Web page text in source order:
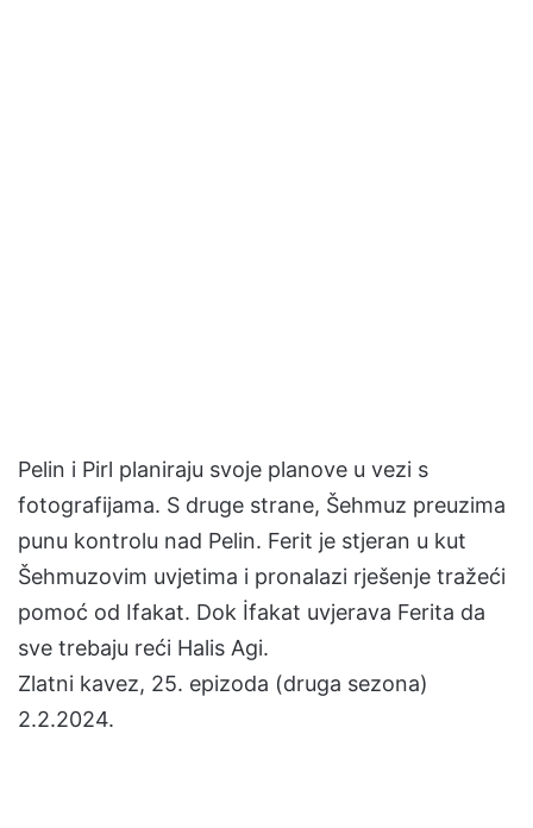
Pelin i Pirl planiraju svoje planove u vezi s
fotografijama. S druge strane, Šehmuz preuzima
punu kontrolu nad Pelin. Ferit je stjeran u kut
Šehmuzovim uvjetima i pronalazi rješenje tražeći
pomoć od Ifakat. Dok İfakat uvjerava Ferita da
sve trebaju reći Halis Agi.
Zlatni kavez, 25. epizoda (druga sezona)
2.2.2024.